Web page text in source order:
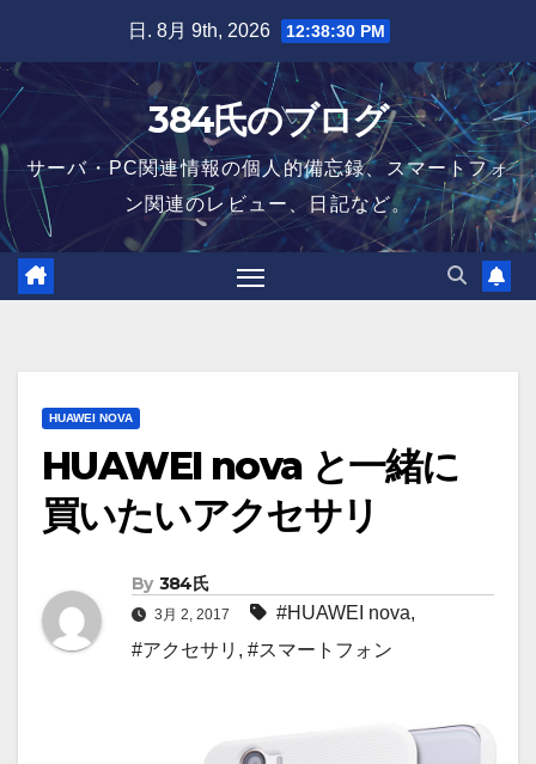
content
日. 8月 9th, 2026 12:38:30 PM
384氏のブログ
サーバ・PC関連情報の個人的備忘録、スマートフォ
ン関連のレビュー、日記など。
HUAWEI NOVA
HUAWEI nova と一緒に
買いたいアクセサリ
By 384氏
3月 2, 2017 #HUAWEI nova,
#アクセサリ , #スマートフォン